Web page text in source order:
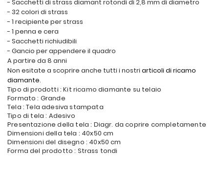
- Sacchetti di strass diamant rotondi di 2,8 mm di diametro
- 32 colori di strass
- 1 recipiente per strass
- 1 penna e cera
- Sacchetti richiudibili
- Gancio per appendere il quadro
A partire da 8 anni
Non esitate a scoprire anche tutti i nostri articoli di ricamo
diamante.
Tipo di prodotti : Kit ricamo diamante su telaio
Formato : Grande
Tela : Tela adesiva stampata
Tipo di tela : Adesivo
Presentazione della tela : Diagr. da coprire completamente
Dimensioni della tela : 40x50 cm
Dimensioni del disegno : 40x50 cm
Forma del prodotto : Strass tondi